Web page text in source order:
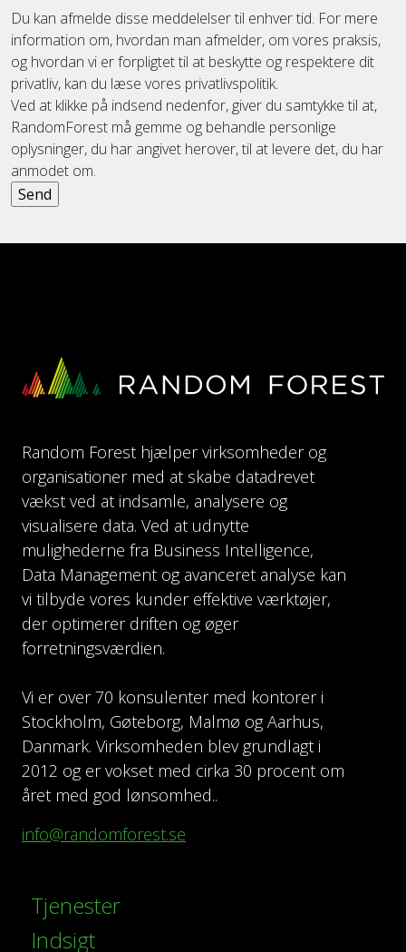
Du kan afmelde disse meddelelser til enhver tid. For mere
information om, hvordan man afmelder, om vores praksis,
og hvordan vi er forpligtet til at beskytte og respektere dit
privatliv, kan du læse vores privatlivspolitik.
Ved at klikke på indsend nedenfor, giver du samtykke til at,
RandomForest må gemme og behandle personlige
oplysninger, du har angivet herover, til at levere det, du har
anmodet om.
Random Forest hjælper virksomheder og
organisationer med at skabe datadrevet
vækst ved at indsamle, analysere og
visualisere data. Ved at udnytte
mulighederne fra Business Intelligence,
Data Management og avanceret analyse kan
vi tilbyde vores kunder effektive værktøjer,
der optimerer driften og øger
forretningsværdien.
Vi er over 70 konsulenter med kontorer i
Stockholm, Gøteborg, Malmø og Aarhus,
Danmark. Virksomheden blev grundlagt i
2012 og er vokset med cirka 30 procent om
året med god lønsomhed..
info@randomforest.se
Tjenester
Indsigt